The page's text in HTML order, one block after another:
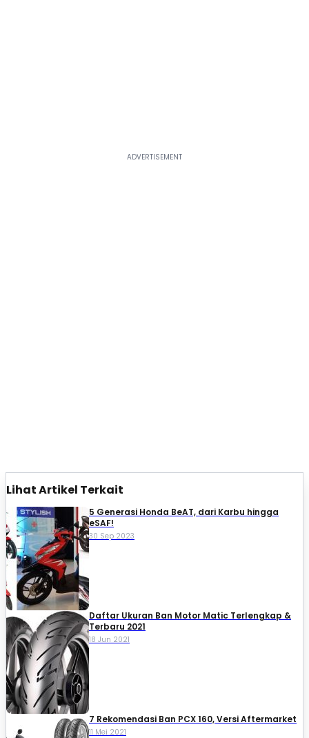
Lihat Artikel Terkait
5 Generasi Honda BeAT, dari Karbu hingga
eSAF!
30 Sep 2023
Daftar Ukuran Ban Motor Matic Terlengkap &
Terbaru 2021
18 Jun 2021
7 Rekomendasi Ban PCX 160, Versi Aftermarket
11 Mei 2021